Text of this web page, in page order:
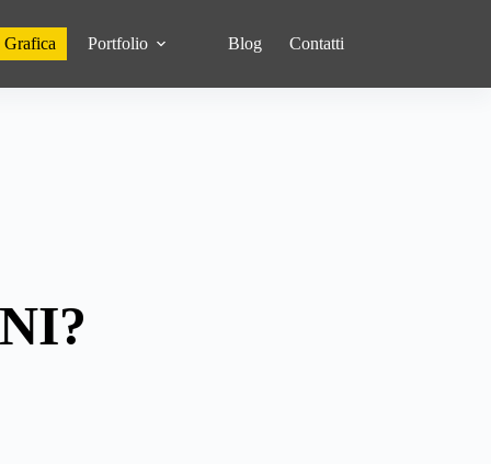
Portfolio Blog Contatti